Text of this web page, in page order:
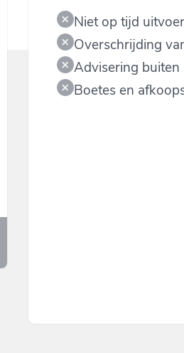
Niet op tijd
Overschrijding
Advisering
Boetes en